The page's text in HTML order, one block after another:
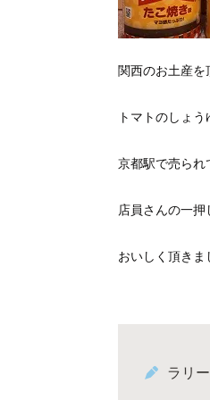
関西のお土産を
トマトのしょう
京都駅で売られ
店員さんの一
おいしく頂きま
ラリ